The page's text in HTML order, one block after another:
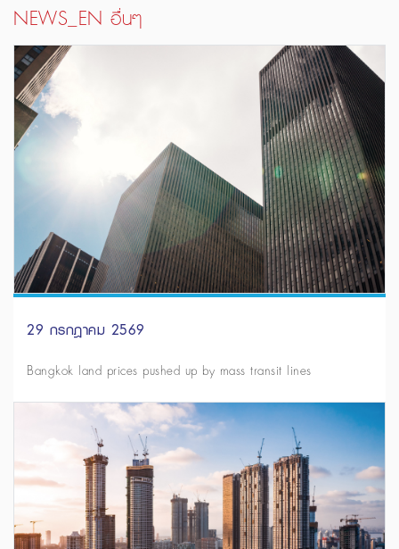
NEWS_EN อื่นๆ
29 กรกฎาคม 2569
Bangkok land prices pushed up by mass transit lines